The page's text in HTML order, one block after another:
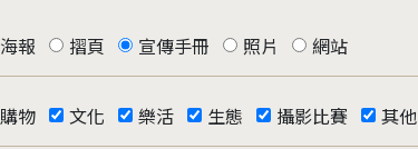
海報 摺頁 宣傳手冊 照片 網站
購物 文化 樂活 生態 攝影比賽 其他